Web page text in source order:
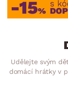
Udělejte svým
domácí hrátky v